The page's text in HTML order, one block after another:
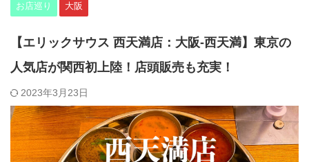
お店巡り 大阪
【エリックサウス 西天満店：大阪-西天満】東京の
人気店が関西初上陸！店頭販売も充実！
2023年3月23日